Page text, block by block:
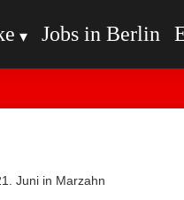
Jobs in Berlin
Juni in Marzahn